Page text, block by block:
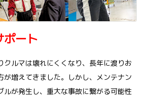
ポート
クルマは壊れにくくなり、長年に渡りお
が増えてきました。しかし、メンテナン
ルが発生し、重大な事故に繋がる可能性